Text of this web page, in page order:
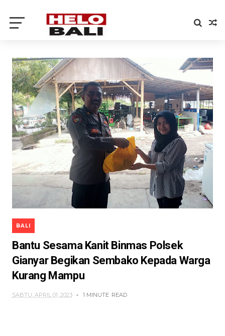
BALI
Bantu Sesama Kanit Binmas Polsek
Gianyar Begikan Sembako Kepada Warga
Kurang Mampu
SABTU, APRIL 01, 2023 1 MINUTE READ